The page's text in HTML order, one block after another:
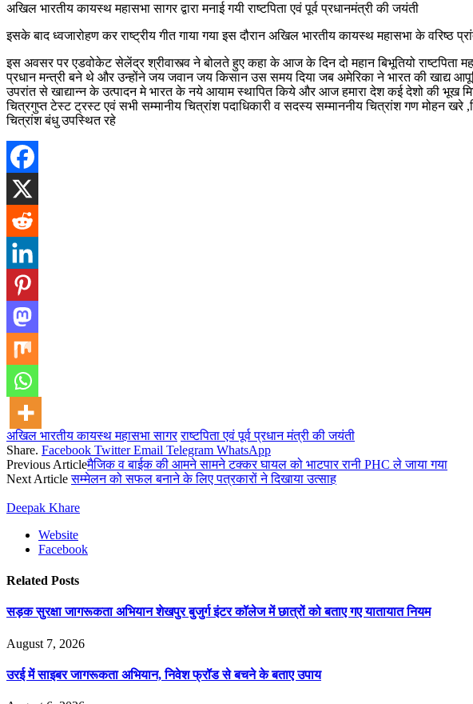
अखिल भारतीय कायस्थ महासभा सागर द्वारा मनाई गयी राष्टपिता एवं पूर्व प्रधानमंत्री की जयंती
इसके बाद ध्वजारोहण कर राष्ट्रीय गीत गाया गया इस दौरान अखिल भारतीय कायस्थ महासभा के वरिष्ठ
इस अवसर पर एडवोकेट सेलेंद्र श्रीवास्त्व ने बोलते हुए कहा के आज के दिन दो महान बिभूतियो राष्टपिता
प्रधान मन्त्री बने थे और उन्होंने जय जवान जय किसान उस समय दिया जब अमेरिका ने भारत की खाद्य
उपरांत से खाद्यान्न के उत्पादन मे भारत के नये आयाम स्थापित किये और आज हमारा देश कई देशो की भूख
चित्रगुप्त टेस्ट ट्रस्ट एवं सभी सम्मानीय चित्रांश पदाधिकारी व सदस्य सम्माननीय चित्रांश गण
चित्रांश बंधु उपस्थित रहे
अखिल भारतीय कायस्थ महासभा सागर राष्टपिता एवं पूर्व प्रधान मंत्री की जयंती
Share. Facebook Twitter Email Telegram WhatsApp
Previous Articleमैजिक व बाईक की आमने सामने टक्कर घायल को भाटपार रानी PHC ले जाया गया
Next Articleसम्मेलन को सफल बनाने के लिए पत्रकारों ने दिखाया उत्साह
Deepak Khare
Website
Facebook
Related Posts
सड़क सुरक्षा जागरूकता अभियान शेखपुर बुजुर्ग इंटर कॉलेज में छात्रों को बताए गए यातायात नियम
August 7, 2026
उरई में साइबर जागरूकता अभियान, निवेश फ्रॉड से बचने के बताए उपाय